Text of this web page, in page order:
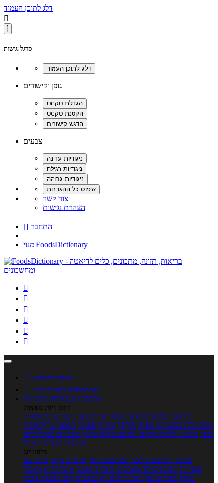
דלג לתוכן העמוד

סרגל נגישות
גופן וקישורים
צבעים
צור קשר
הצהרת נגישות
 התחבר
מנוי FoodsDictionary






 כניסה לחשבון

מנוי FoodsDictionary
מתכונים קטגוריות מתכונים
קטגוריות נפוצות
מתכוני סלטים מתכוני פשטידות מתכוני עוגות אוכל צמחוני
מתכונים לטבעוניים אפייה מוקפץ עוגיות פסטה מתכוני עוף מתכוני
בשר מתכוני ילדים מרקים מתכונים ללא גלוטן מתכונים לסוכרתיים
טרנדים בעולם האוכל
מיוחדים
מנתח המתכונים ספר המתכונים שלי מתכוני וידאו מתכונים
עשירים מתכונים לפי מצרכים אוכל דיאטטי אוכל בריא מאכלי
עדות ספרי בישול מתכונים לפי חגים ועונות לפי שיטות הכנה